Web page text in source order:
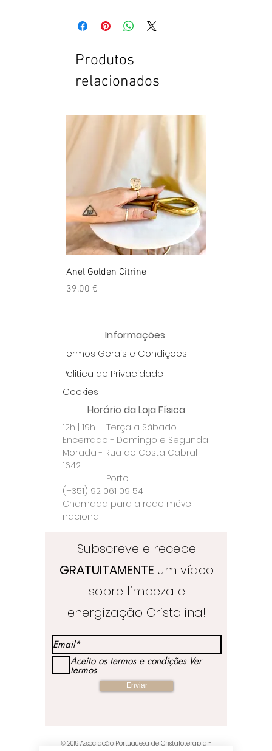
Produtos
relacionados
Anel Golden Citrine
Preço
39,00 €
Informações
Termos Gerais e Condições
Politica de Privacidade
Cookies
Horário da Loja Física
12h | 19h - Terça a Sábado
Encerrado - Domingo e Segunda
Morada - Rua de Costa Cabral
1642.
Porto.
(+351) 92 061 09 54
Chamada para a rede móvel
nacional.
Subscreve e recebe
GRATUITAMENTE um vídeo
sobre limpeza e
energização Cristalina!
Aceito os termos e condições Ver
termos
Enviar
© 2019 Associação Portuguesa de Cristaloterapia-